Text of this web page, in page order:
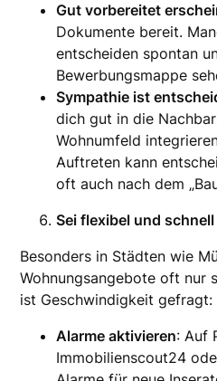
Gut vorbereitet
Dokumente bereit.
entscheiden spontan
Bewerbungsmappe
Sympathie ist
dich gut in die
Wohnumfeld
Auftreten kann
oft auch nach dem
Sei flexibel und schnell
Besonders in Städten wie
Wohnungsangebote oft nur
ist Geschwindigkeit gefragt:
Alarme aktivieren: Auf
Immobilienscout24